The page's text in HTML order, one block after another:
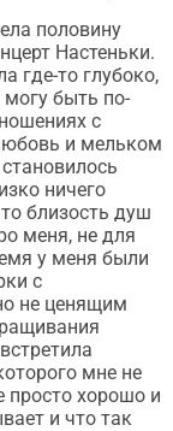
половину
Настеньки.
где-то глубоко,
быть по-
с
и мельком
ничего
близость душ
меня, не для
у меня были
с
не ценящим
мне не
просто хорошо и
и что так